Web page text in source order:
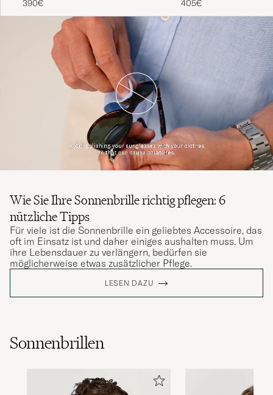
390€
405€
Wie Sie Ihre Sonnenbrille richtig pflegen: 6
nützliche Tipps
Für viele ist die Sonnenbrille ein geliebtes Accessoire, das
oft im Einsatz ist und daher einiges aushalten muss. Um
ihre Lebensdauer zu verlängern, bedürfen sie
möglicherweise etwas zusätzlicher Pflege.
LESEN DAZU
Sonnenbrillen